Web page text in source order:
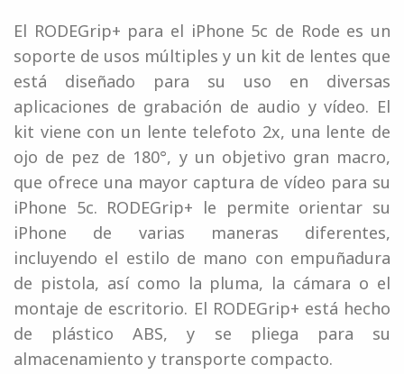
El RODEGrip+ para el iPhone 5c de Rode es un
soporte de usos múltiples y un kit de lentes que
está diseñado para su uso en diversas
aplicaciones de grabación de audio y vídeo. El
kit viene con un lente telefoto 2x, una lente de
ojo de pez de 180°, y un objetivo gran macro,
que ofrece una mayor captura de vídeo para su
iPhone 5c. RODEGrip+ le permite orientar su
iPhone de varias maneras diferentes,
incluyendo el estilo de mano con empuñadura
de pistola, así como la pluma, la cámara o el
montaje de escritorio. El RODEGrip+ está hecho
de plástico ABS, y se pliega para su
almacenamiento y transporte compacto.